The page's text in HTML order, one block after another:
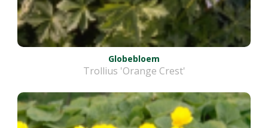
Globebloem
Trollius 'Orange Crest'